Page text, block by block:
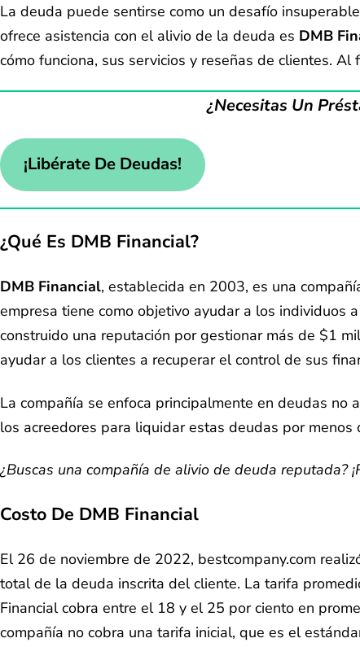
La deuda puede sentirse como un desafío
ofrece asistencia con el alivio de la deuda es DMB
cómo funciona, sus servicios y reseñas de clientes.
¿Necesitas Un
¡Libérate De Deudas!
¿Qué Es DMB Financial?
DMB Financial, establecida en 2003, es una
empresa tiene como objetivo ayudar a los individuos
construido una reputación por gestionar más de $1
ayudar a los clientes a recuperar el control de sus
La compañía se enfoca principalmente en deudas no
los acreedores para liquidar estas deudas por
¿Buscas una compañía de alivio de deuda reputada?
Costo De DMB Financial
El 26 de noviembre de 2022, bestcompany.com
total de la deuda inscrita del cliente. La tarifa
Financial cobra entre el 18 y el 25 por ciento en
compañía no cobra una tarifa inicial, que es el